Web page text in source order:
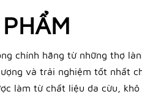
chính hãng từ những thợ
và trải nghiệm tốt nhất
làm từ chất liệu da cừu,